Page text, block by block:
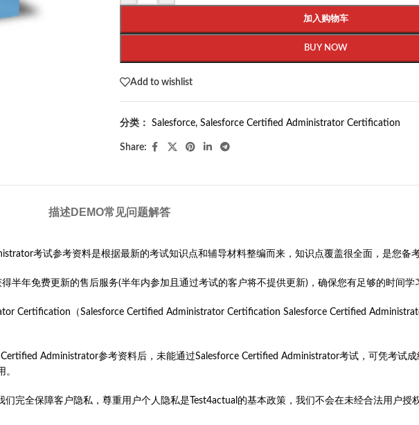
加入购物车
BUY NOW
Add to wishlist
分类： Salesforce, Salesforce Certified Administrator Certification
Share:
描述DEMO常见问题解答
考试参考资料是根据最新的考试知识点和辅导材料整编而来，知识点覆盖很全面，是您备
半年免费更新的售后服务(半年内参加且通过考试的客户将不提供更新)，确保您有足够的时间学
Certification（Salesforce Certified Administrator Certification Salesforce Certified
Administrator参考资料后，未能通过Salesforce Certified Administrator考试，可凭考试成
。
完全保障客户隐私，尊重用户个人隐私是Test4actual的基本政策，我们不会在未经合法用户授